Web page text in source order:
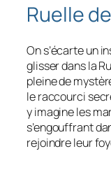
Ruelle
On s’écarte un
glisser dans la
pleine de
le raccourci
y imagine les
s’engouffrant
rejoindre leur